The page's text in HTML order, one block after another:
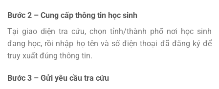
Bước 2 – Cung cấp thông tin học sinh
Tại giao diện tra cứu, chọn tỉnh/thành phố nơi học sinh
đang học, rồi nhập họ tên và số điện thoại đã đăng ký để
truy xuất đúng thông tin.
Bước 3 – Gửi yêu cầu tra cứu